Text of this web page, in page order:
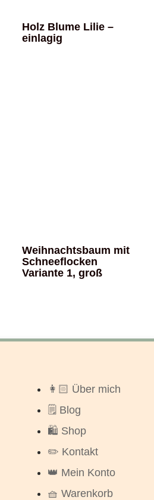
Holz Blume Lilie –
einlagig
Weihnachtsbaum mit
Schneeflocken
Variante 1, groß
👩🏻 Über mich
🗒️ Blog
🛍️ Shop
✏️ Kontakt
👑 Mein Konto
🧺 Warenkorb